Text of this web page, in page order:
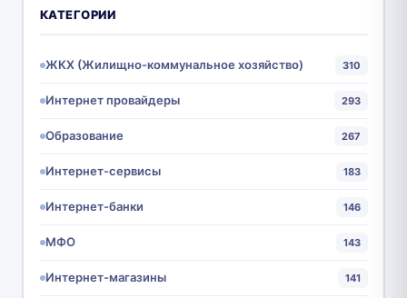
КАТЕГОРИИ
ЖКХ (Жилищно-коммунальное хозяйство) 310
Интернет провайдеры 293
Образование 267
Интернет-сервисы 183
Интернет-банки 146
МФО 143
Интернет-магазины 141